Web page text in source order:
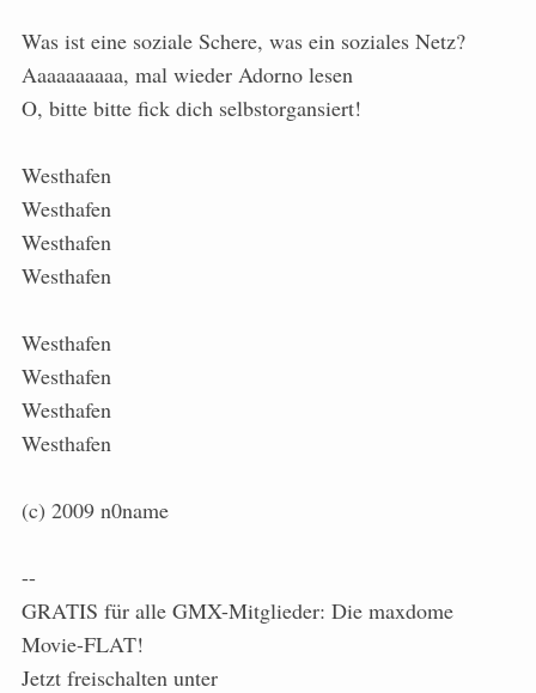
Was ist eine soziale Schere, was ein soziales Netz?
Aaaaaaaaaa, mal wieder Adorno lesen
O, bitte bitte fick dich selbstorgansiert!
Westhafen
Westhafen
Westhafen
Westhafen
Westhafen
Westhafen
Westhafen
Westhafen
(c) 2009 n0name
--
GRATIS für alle GMX-Mitglieder: Die maxdome
Movie-FLAT!
Jetzt freischalten unter